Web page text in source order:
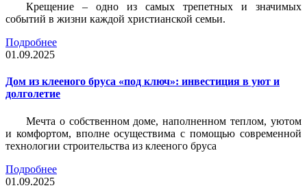
Крещение – одно из самых трепетных и значимых
событий в жизни каждой христианской семьи.
Подробнее
01.09.2025
Дом из клееного бруса «под ключ»: инвестиция в уют и
долголетие
Мечта о собственном доме, наполненном теплом, уютом
и комфортом, вполне осуществима с помощью современной
технологии строительства из клееного бруса
Подробнее
01.09.2025